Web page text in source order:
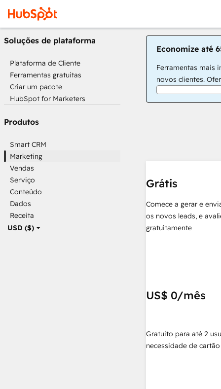
USD ($)
Soluções de plataforma
Plataforma de Cliente
Ferramentas gratuitas
Criar um pacote
HubSpot for Marketers
Produtos
Smart CRM
Marketing
Vendas
Serviço
Conteúdo
Dados
Receita
Economize até
Ferramentas mais
novos clientes.
Grátis
Comece a gerar e
os novos leads, e
gratuitamente
US$ 0/mês
Gratuito para até 2
necessidade de